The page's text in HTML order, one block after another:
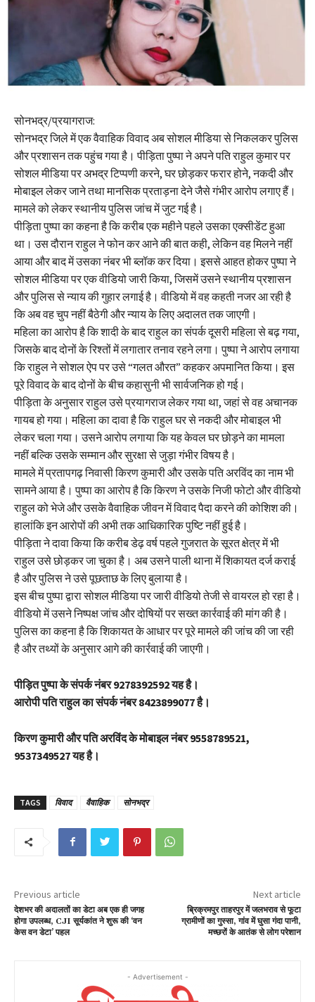
सोनभद्र/प्रयागराज:
सोनभद्र जिले में एक वैवाहिक विवाद अब सोशल मीडिया से निकलकर पुलिस
और प्रशासन तक पहुंच गया है। पीड़िता पुष्पा ने अपने पति राहुल कुमार पर
सोशल मीडिया पर अभद्र टिप्पणी करने, घर छोड़कर फरार होने, नकदी और
मोबाइल लेकर जाने तथा मानसिक प्रताड़ना देने जैसे गंभीर आरोप लगाए हैं।
मामले को लेकर स्थानीय पुलिस जांच में जुट गई है।
पीड़िता पुष्पा का कहना है कि करीब एक महीने पहले उसका एक्सीडेंट हुआ
था। उस दौरान राहुल ने फोन कर आने की बात कही, लेकिन वह मिलने नहीं
आया और बाद में उसका नंबर भी ब्लॉक कर दिया। इससे आहत होकर पुष्पा ने
सोशल मीडिया पर एक वीडियो जारी किया, जिसमें उसने स्थानीय प्रशासन
और पुलिस से न्याय की गुहार लगाई है। वीडियो में वह कहती नजर आ रही है
कि अब वह चुप नहीं बैठेगी और न्याय के लिए अदालत तक जाएगी।
महिला का आरोप है कि शादी के बाद राहुल का संपर्क दूसरी महिला से बढ़ गया,
जिसके बाद दोनों के रिश्तों में लगातार तनाव रहने लगा। पुष्पा ने आरोप लगाया
कि राहुल ने सोशल ऐप पर उसे “गलत औरत” कहकर अपमानित किया। इस
पूरे विवाद के बाद दोनों के बीच कहासुनी भी सार्वजनिक हो गई।
पीड़िता के अनुसार राहुल उसे प्रयागराज लेकर गया था, जहां से वह अचानक
गायब हो गया। महिला का दावा है कि राहुल घर से नकदी और मोबाइल भी
लेकर चला गया। उसने आरोप लगाया कि यह केवल घर छोड़ने का मामला
नहीं बल्कि उसके सम्मान और सुरक्षा से जुड़ा गंभीर विषय है।
मामले में प्रतापगढ़ निवासी किरण कुमारी और उसके पति अरविंद का नाम भी
सामने आया है। पुष्पा का आरोप है कि किरण ने उसके निजी फोटो और वीडियो
राहुल को भेजे और उसके वैवाहिक जीवन में विवाद पैदा करने की कोशिश की।
हालांकि इन आरोपों की अभी तक आधिकारिक पुष्टि नहीं हुई है।
पीड़िता ने दावा किया कि करीब डेढ़ वर्ष पहले गुजरात के सूरत क्षेत्र में भी
राहुल उसे छोड़कर जा चुका है। अब उसने पाली थाना में शिकायत दर्ज कराई
है और पुलिस ने उसे पूछताछ के लिए बुलाया है।
इस बीच पुष्पा द्वारा सोशल मीडिया पर जारी वीडियो तेजी से वायरल हो रहा है।
वीडियो में उसने निष्पक्ष जांच और दोषियों पर सख्त कार्रवाई की मांग की है।
पुलिस का कहना है कि शिकायत के आधार पर पूरे मामले की जांच की जा रही
है और तथ्यों के अनुसार आगे की कार्रवाई की जाएगी।
पीड़ित पुष्पा के संपर्क नंबर 9278392592 यह है।
आरोपी पति राहुल का संपर्क नंबर 8423899077 है।
किरण कुमारी और पति अरविंद के मोबाइल नंबर 9558789521,
9537349527 यह है।
TAGS विवाद वैवाहिक सोनभद्र
Previous article
देशभर की अदालतों का डेटा अब एक ही जगह
होगा उपलब्ध, CJI सूर्यकांत ने शुरू की ‘वन
केस वन डेटा’ पहल
Next article
ब्रिक्रमपुर ताहरपुर में जलभराव से फूटा
ग्रामीणों का गुस्सा, गांव में घुसा गंदा पानी,
मच्छरों के आतंक से लोग परेशान
- Advertisement -